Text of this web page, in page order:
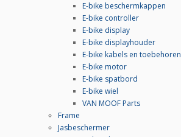
E-bike beschermkappen
E-bike controller
E-bike display
E-bike displayhouder
E-bike kabels en toebehoren
E-bike motor
E-bike spatbord
E-bike wiel
VAN MOOF Parts
Frame
Jasbeschermer